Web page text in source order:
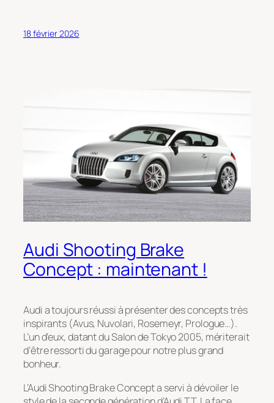
18 février 2026
Audi Shooting Brake
Concept : maintenant !
Audi a toujours réussi à présenter des concepts très
inspirants (Avus, Nuvolari, Rosemeyr, Prologue…).
L’un d’eux, datant du Salon de Tokyo 2005, mériterait
d’être ressorti du garage pour notre plus grand
bonheur.
L’Audi Shooting Brake Concept a servi à dévoiler le